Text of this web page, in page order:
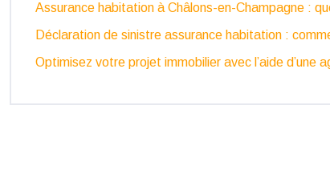
Assurance habitation à Châlons-en-Champagne :
Déclaration de sinistre assurance habitation :
Optimisez votre projet immobilier avec l’aide d’une